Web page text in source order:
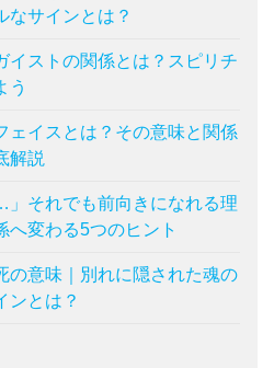
なサインとは？
イストの関係とは？スピリチ
う
ェイスとは？その意味と関係
解説
」それでも前向きになれる理
へ変わる5つのヒント
の意味｜別れに隠された魂の
ンとは？